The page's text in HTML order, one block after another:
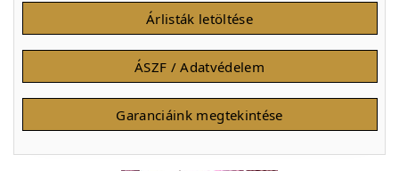
Árlisták letöltése
ÁSZF / Adatvédelem
Garanciáink megtekintése